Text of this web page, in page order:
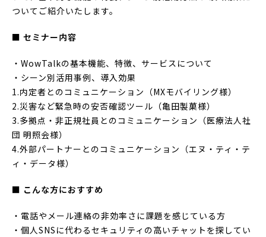
ついてご紹介いたします。
■ セミナー内容
・WowTalkの基本機能、特徴、サービスについて
・シーン別活用事例、導入効果
1.内定者とのコミュニケーション（MXモバイリング様）
2.災害など緊急時の安否確認ツール（亀田製菓様）
3.多拠点・非正規社員とのコミュニケーション（医療法人社
団 明照会様）
4.外部パートナーとのコミュニケーション（エヌ・ティ・テ
ィ・データ様）
■ こんな方におすすめ
・電話やメール連絡の非効率さに課題を感じている方
・個人SNSに代わるセキュリティの高いチャットを探してい